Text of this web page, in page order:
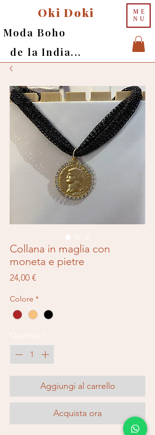
ME
NU
Oki Doki
Moda Boho
de la India...
Collana in maglia con
moneta e pietre
24,00 €Prezzo
Colore *
Aggiungi al carrello
Acquista ora